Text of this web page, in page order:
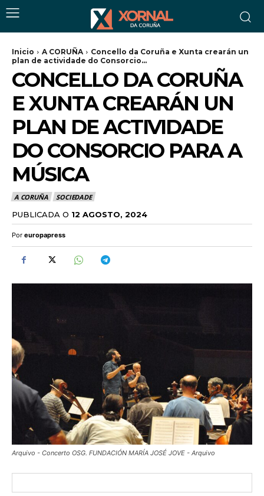
Inicio A CORUÑA
Concello da Coruña e Xunta crearán un
plan de actividade do Consorcio...
CONCELLO DA CORUÑA
E XUNTA CREARÁN UN
PLAN DE ACTIVIDADE
DO CONSORCIO PARA A
MÚSICA
A CORUÑA SOCIEDADE
PUBLICADA O 12 AGOSTO, 2024
Por europapress
Arquivo - Concerto OSG. FUNDACIÓN MARÍA JOSÉ JOVE - Arquivo